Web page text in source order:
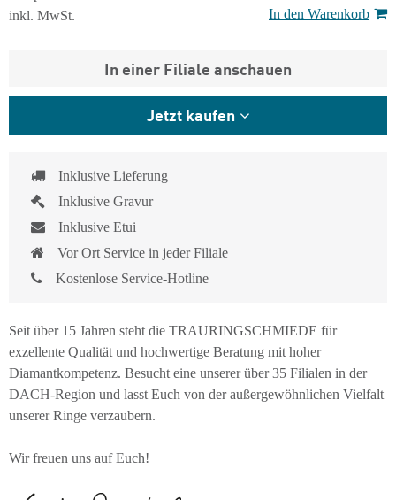
inkl. MwSt.
In den Warenkorb
In einer Filiale anschauen
Jetzt kaufen
Inklusive Lieferung
Inklusive Gravur
Inklusive Etui
Vor Ort Service in jeder Filiale
Kostenlose Service-Hotline
Seit über 15 Jahren steht die TRAURINGSCHMIEDE für
exzellente Qualität und hochwertige Beratung mit hoher
Diamantkompetenz. Besucht eine unserer über 35 Filialen in der
DACH-Region und lasst Euch von der außergewöhnlichen Vielfalt
unserer Ringe verzaubern.
Wir freuen uns auf Euch!